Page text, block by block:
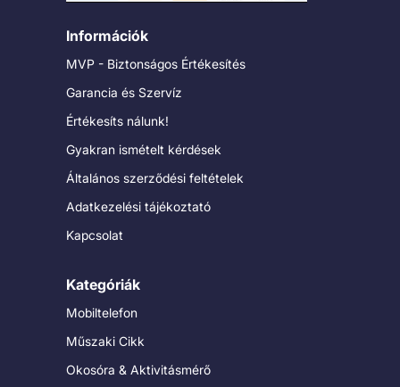
Információk
MVP - Biztonságos Értékesítés
Garancia és Szervíz
Értékesíts nálunk!
Gyakran ismételt kérdések
Általános szerződési feltételek
Adatkezelési tájékoztató
Kapcsolat
Kategóriák
Mobiltelefon
Műszaki Cikk
Okosóra & Aktivitásmérő